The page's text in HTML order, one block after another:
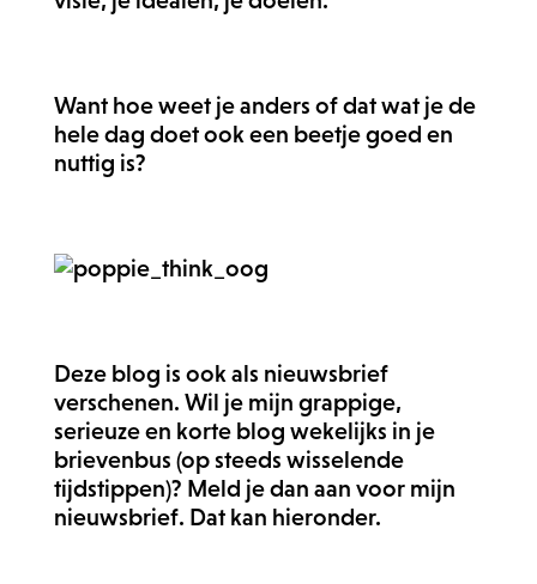
Want hoe weet je anders of dat wat je de
hele dag doet ook een beetje goed en
nuttig is?
Deze blog is ook als nieuwsbrief
verschenen. Wil je mijn grappige,
serieuze en korte blog wekelijks in je
brievenbus (op steeds wisselende
tijdstippen)? Meld je dan aan voor mijn
nieuwsbrief. Dat kan hieronder.